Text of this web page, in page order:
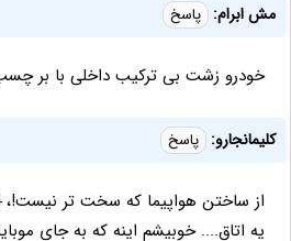
مش ابرام: پاسخ
خودرو زشت بی ترکیب داخلی با بر
کلیمانجارو: پاسخ
یه اتاق.... خوبیشم اینه که به جای